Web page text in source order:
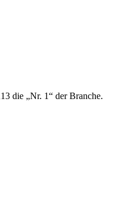
die „Nr. 1“ der Branche.